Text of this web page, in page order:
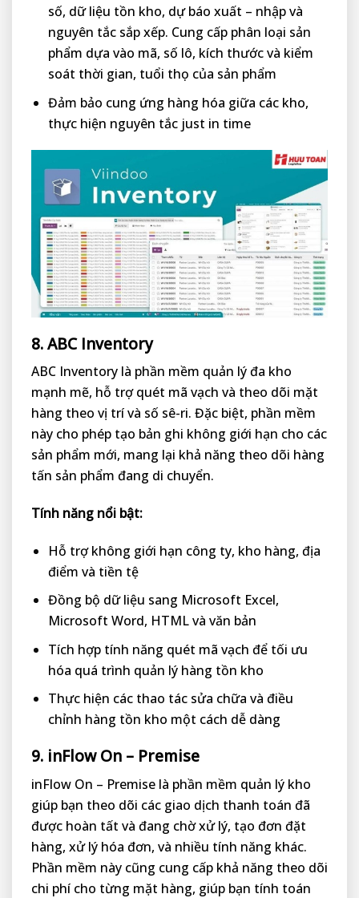
số, dữ liệu tồn kho, dự báo xuất – nhập và
nguyên tắc sắp xếp. Cung cấp phân loại sản
phẩm dựa vào mã, số lô, kích thước và kiểm
soát thời gian, tuổi thọ của sản phẩm
Đảm bảo cung ứng hàng hóa giữa các kho,
thực hiện nguyên tắc just in time
8. ABC Inventory
ABC Inventory là phần mềm quản lý đa kho
mạnh mẽ, hỗ trợ quét mã vạch và theo dõi mặt
hàng theo vị trí và số sê-ri. Đặc biệt, phần mềm
này cho phép tạo bản ghi không giới hạn cho các
sản phẩm mới, mang lại khả năng theo dõi hàng
tấn sản phẩm đang di chuyển.
Tính năng nổi bật:
Hỗ trợ không giới hạn công ty, kho hàng, địa
điểm và tiền tệ
Đồng bộ dữ liệu sang Microsoft Excel,
Microsoft Word, HTML và văn bản
Tích hợp tính năng quét mã vạch để tối ưu
hóa quá trình quản lý hàng tồn kho
Thực hiện các thao tác sửa chữa và điều
chỉnh hàng tồn kho một cách dễ dàng
9. inFlow On – Premise
inFlow On – Premise là phần mềm quản lý kho
giúp bạn theo dõi các giao dịch thanh toán đã
được hoàn tất và đang chờ xử lý, tạo đơn đặt
hàng, xử lý hóa đơn, và nhiều tính năng khác.
Phần mềm này cũng cung cấp khả năng theo dõi
chi phí cho từng mặt hàng, giúp bạn tính toán